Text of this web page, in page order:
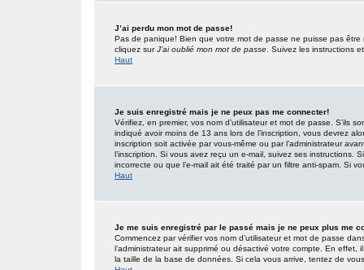
J’ai perdu mon mot de passe!
Pas de panique! Bien que votre mot de passe ne puisse pas
cliquez surJ’ai oublié mon mot de passe . Suivez les instructions
Haut
Je suis enregistré mais je ne peux pas me connecter!
Vérifiez, en premier, vos nom d’utilisateur et mot de passe. S’ils
indiqué avoir moins de 13 ans lors de l’inscription, vous devrez
inscription soit activée par vous-même ou par l’administrateur
l’inscription. Si vous avez reçu un e-mail, suivez ses instructions.
incorrecte ou que l’e-mail ait été traité par un filtre anti-spam. Si
Haut
Je me suis enregistré par le passé mais je ne peux plus me
Commencez par vérifier vos nom d’utilisateur et mot de passe
l’administrateur ait supprimé ou désactivé votre compte. En
la taille de la base de données. Si cela vous arrive, tentez de